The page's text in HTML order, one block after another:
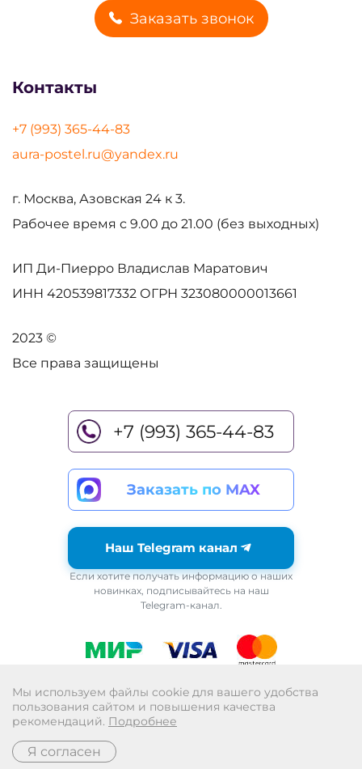
Заказать звонок
Контакты
+7 (993) 365-44-83
aura-postel.ru@yandex.ru
г. Москва, Азовская 24 к 3.
Рабочее время с 9.00 до 21.00 (без выходных)
ИП Ди-Пиерро Владислав Маратович
ИНН 420539817332 ОГРН 323080000013661
2023 ©
Все права защищены
+7 (993) 365-44-83
Возврат
Политика обработки персональных данных
Заказать по MAX
Наш Telegram канал
Если хотите получать информацию о наших
новинках, подписывайтесь на наш
Telegram-канал.
Мы используем файлы cookie для вашего удобства
пользования сайтом и повышения качества
рекомендаций. Подробнее
Я согласен